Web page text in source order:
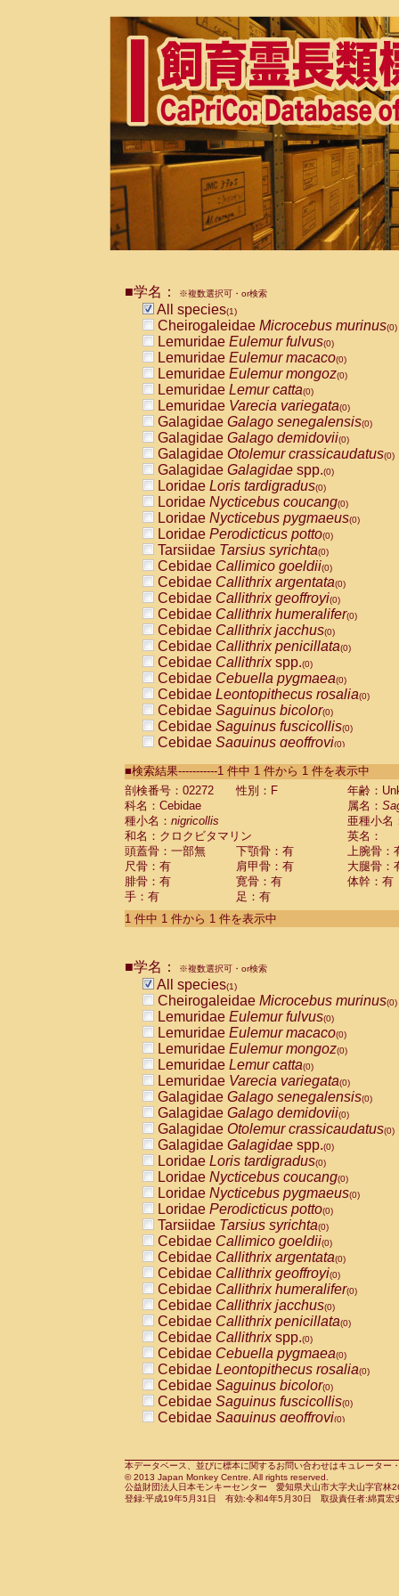
■学名： ※複数選択可・or検索
All species(1)
Cheirogaleidae Microcebus murinus(0)
Lemuridae Eulemur fulvus(0)
Lemuridae Eulemur macaco(0)
Lemuridae Eulemur mongoz(0)
Lemuridae Lemur catta(0)
Lemuridae Varecia variegata(0)
Galagidae Galago senegalensis(0)
Galagidae Galago demidovii(0)
Galagidae Otolemur crassicaudatus(0)
Galagidae Galagidae spp.(0)
Loridae Loris tardigradus(0)
Loridae Nycticebus coucang(0)
Loridae Nycticebus pygmaeus(0)
Loridae Perodicticus potto(0)
Tarsiidae Tarsius syrichta(0)
Cebidae Callimico goeldii(0)
Cebidae Callithrix argentata(0)
Cebidae Callithrix geoffroyi(0)
Cebidae Callithrix humeralifer(0)
Cebidae Callithrix jacchus(0)
Cebidae Callithrix penicillata(0)
Cebidae Callithrixspp.(0)
Cebidae Cebuella pygmaea(0)
Cebidae Leontopithecus rosalia(0)
Cebidae Saguinus bicolor(0)
Cebidae Saguinus fuscicollis(0)
Cebidae Saguinus geoffroyi(0)
CebidaeSaguinus labiatus(0)
Cebidae Saguinus leucopus (0)
Cebidae
CebidaeSaguinus mystax
CebidaeSaguinus nigricollis (1)
Cebidae Saguinus oedipus
Cebidae Saguinus weddelli
Cebidae Saguinusspp.
Cebidae Aotus trivirgatus
Cebidae Cebus albifrons
CebidaeCebus nigrivittatus
CebidaeCebus
CebidaeSaimiri boliviensis(0)
CebidaeSaimiri sciureus(0)
AtelidaeAlouatta caraya(0)
AtelidaeAlouatta fusca(0)
AtelidaeAlouatta seniculus
AtelidaeAlouattaspp.(0)
AtelidaeAteles belzebuth(0)
AtelidaeAteles geoffroyi(0)
AtelidaeAteles paniscus(0)
AtelidaeAtelesspp.(0)
Atelidae Lagothrix lagothricha
AtelidaeLagothrix lagothricha cana
PitheciidaeCacajao calvus
PitheciidaeCallicebus cupreus
PitheciidaeCallicebus donacophilus
PitheciidaeCallicebus moloch
PitheciidaeCallicebus torquatus
PitheciidaeCallicebusspp.(0)
PitheciidaeChiropotes satanas(0)
PitheciidaePithecia monachus
PitheciidaePithecia pithecia(0)
CercopithecidaeCercocebus agilis
CercopithecidaeCercocebus
CercopithecidaeCercocebus
CercopithecidaeCercocebus
CercopithecidaeCercocebus
CercopithecidaeCercocebushybrid
CercopithecidaePapio anubis(0)
CercopithecidaePapio cynocephalus
CercopithecidaePapio hamadryas(0)
■検索結果-----------1 件中 1 件から 1 件を表示中
剖検番号：02272
性別：F
年齢：
科名：Cebidae
属名：
種小名： nigricollis
亜種小名
和名：クロクビタマリン
英名：
頭蓋骨：一部無
下顎骨：有
上腕骨：
尺骨：有
肩甲骨：有
大腿骨：
腓骨：有
寛骨：有
体幹：有
手：有
足：有
1 件中 1 件から 1 件を表示中
■学名： ※複数選択可・or検索
All species(1)
Cheirogaleidae Microcebus murinus(0)
Lemuridae Eulemur fulvus(0)
Lemuridae Eulemur macaco(0)
Lemuridae Eulemur mongoz(0)
Lemuridae Lemur catta(0)
Lemuridae Varecia variegata(0)
Galagidae Galago senegalensis(0)
Galagidae Galago demidovii(0)
Galagidae Otolemur crassicaudatus(0)
Galagidae Galagidae spp.(0)
Loridae Loris tardigradus(0)
Loridae Nycticebus coucang(0)
Loridae Nycticebus pygmaeus(0)
Loridae Perodicticus potto(0)
Tarsiidae Tarsius syrichta(0)
Cebidae Callimico goeldii(0)
Cebidae Callithrix argentata(0)
Cebidae Callithrix geoffroyi(0)
Cebidae Callithrix humeralifer(0)
Cebidae Callithrix jacchus(0)
Cebidae Callithrix penicillata(0)
Cebidae Callithrixspp.(0)
Cebidae Cebuella pygmaea(0)
Cebidae Leontopithecus rosalia(0)
Cebidae Saguinus bicolor(0)
Cebidae Saguinus fuscicollis(0)
Cebidae Saguinus geoffroyi(0)
CebidaeSaguinus leucopus(0)
CebidaeSaguinus midas(0)
Cebidae Saguinus mystax(0)
本データベース、並びに標本に関するお問い合わせはキュレータ
© 2013 Japan Monkey Centre. All rights reserved.
公益財団法人日本モンキーセンター 愛知県犬山市大字犬山字官
登録:平成19年5月31日 有効:令和4年5月30日 取扱責任者:綿貫宏